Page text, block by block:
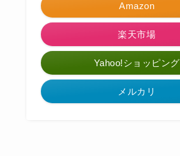
Amazon
楽天市場
Yahoo!ショッピング
メルカリ